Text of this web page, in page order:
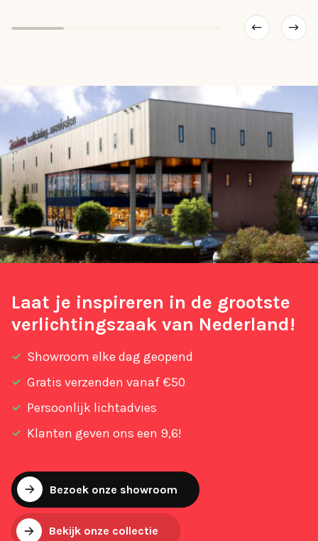
Laat je inspireren in de grootste
verlichtingszaak van Nederland!
Showroom elke dag geopend
Gratis verzenden vanaf €50
Persoonlijk lichtadvies
Klanten geven ons een 9,6!
Bezoek onze showroom
Bekijk onze collectie